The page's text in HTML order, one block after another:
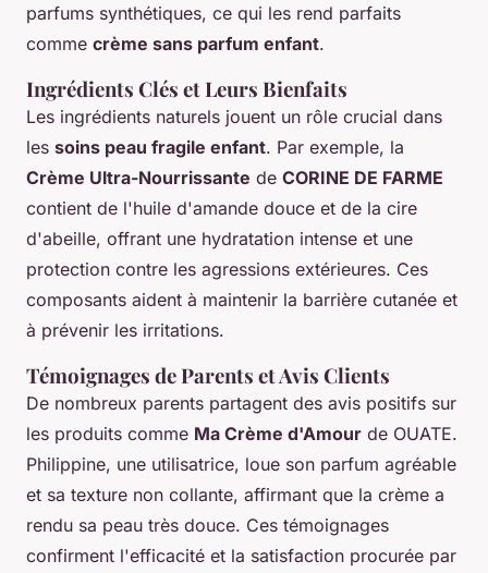
parfums synthétiques, ce qui les rend parfaits
comme crème sans parfum enfant.
Ingrédients Clés et Leurs Bienfaits
Les ingrédients naturels jouent un rôle crucial dans
les soins peau fragile enfant. Par exemple, la
Crème Ultra-Nourrissante de CORINE DE FARME
contient de l'huile d'amande douce et de la cire
d'abeille, offrant une hydratation intense et une
protection contre les agressions extérieures. Ces
composants aident à maintenir la barrière cutanée et
à prévenir les irritations.
Témoignages de Parents et Avis Clients
De nombreux parents partagent des avis positifs sur
les produits comme Ma Crème d'Amour de OUATE.
Philippine, une utilisatrice, loue son parfum agréable
et sa texture non collante, affirmant que la crème a
rendu sa peau très douce. Ces témoignages
confirment l'efficacité et la satisfaction procurée par